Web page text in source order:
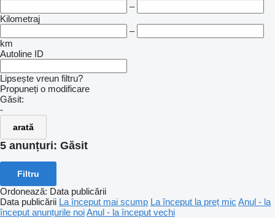
–
Kilometraj
–
km
Autoline ID
Lipsește vreun filtru?
Propuneți o modificare
Găsit:
-
arată
5 anunțuri: Găsit
Filtru
Ordonează: Data publicării
Data publicării La început mai scump La început la preț mic Anul - la
început anunțurile noiAnul - la început vechi